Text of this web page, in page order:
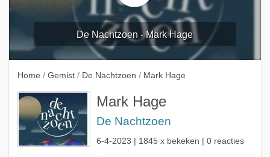
De Nachtzoen - Mark Hage
Home / Gemist / De Nachtzoen / Mark Hage
Mark Hage
De Nachtzoen
6-4-2023 | 1845 x bekeken | 0 reacties